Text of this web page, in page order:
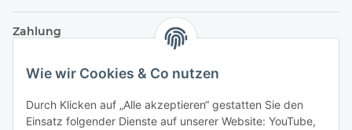
Wie wir Cookies & Co nutzen
Durch Klicken auf „Alle akzeptieren“ gestatten Sie den
Einsatz folgender Dienste auf unserer Website: YouTube,
Zahlung